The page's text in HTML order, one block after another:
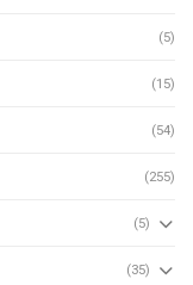
(5)
(15)
(54)
(255)
(5)
(35)